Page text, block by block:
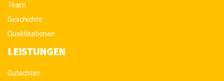
Team
Geschichte
Qualifikationen
LEISTUNGEN
Gutachten